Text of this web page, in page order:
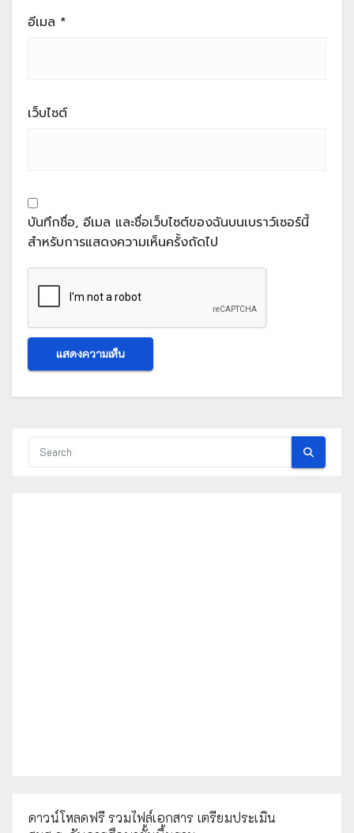
อีเมล *
เว็บไซต์
บันทึกชื่อ, อีเมล และชื่อเว็บไซต์ของฉันบนเบราว์เซอร์นี้
สำหรับการแสดงความเห็นครั้งถัดไป
ดาวน์โหลดฟรี รวมไฟล์เอกสาร เตรียมประเมิน